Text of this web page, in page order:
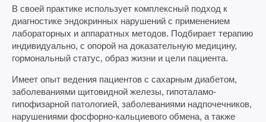
В своей практике использует комплексный подход к
диагностике эндокринных нарушений с применением
лабораторных и аппаратных методов. Подбирает терапию
индивидуально, с опорой на доказательную медицину,
гормональный статус, образ жизни и цели пациента.
Имеет опыт ведения пациентов с сахарным диабетом,
заболеваниями щитовидной железы, гипоталамо-
гипофизарной патологией, заболеваниями надпочечников,
нарушениями фосфорно-кальциевого обмена, а также